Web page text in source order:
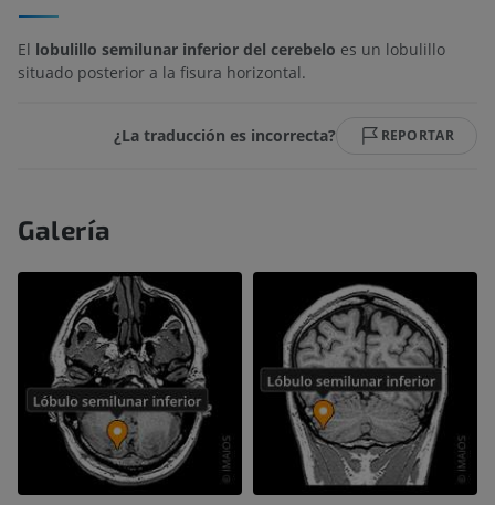
El lobulillo semilunar inferior del cerebelo es un lobulillo
situado posterior a la fisura horizontal.
¿La traducción es incorrecta? REPORTAR
Galería